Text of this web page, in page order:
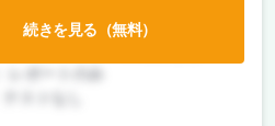
続きを見る（無料）